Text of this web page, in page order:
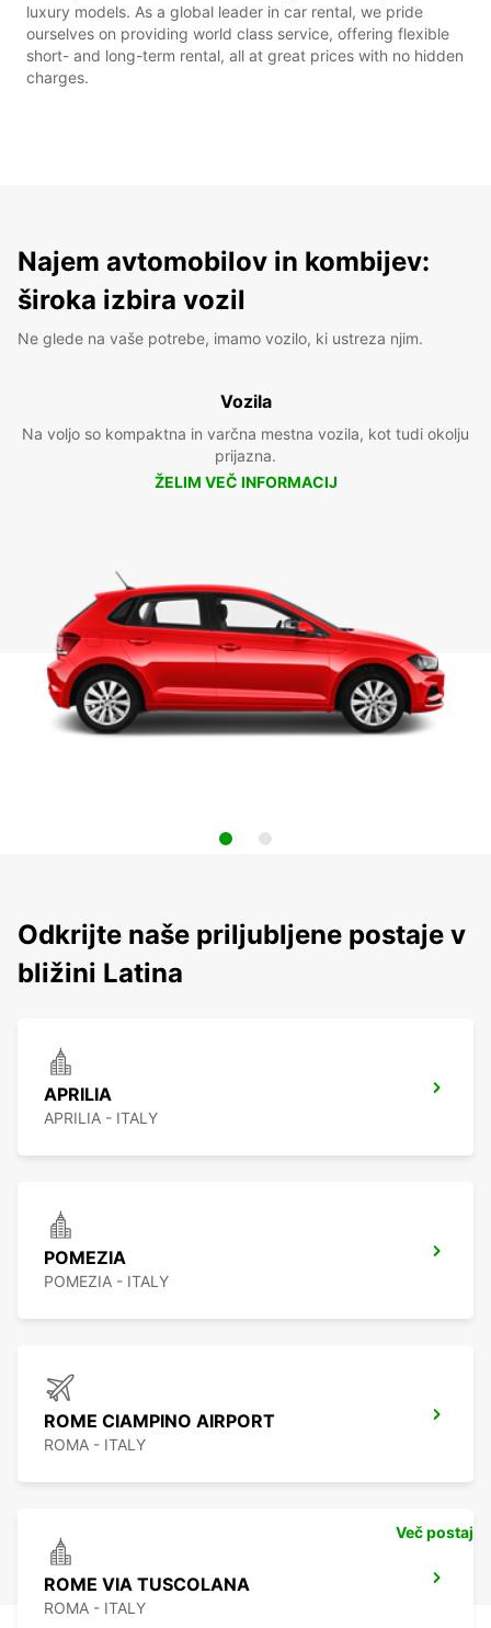
luxury models. As a global leader in car rental, we pride
ourselves on providing world class service, offering flexible
short- and long-term rental, all at great prices with no hidden
charges.
Najem avtomobilov in kombijev:
široka izbira vozil
Ne glede na vaše potrebe, imamo vozilo, ki ustreza njim.
Vozila
Na voljo so kompaktna in varčna mestna vozila, kot tudi okolju
prijazna.
ŽELIM VEČ INFORMACIJ
Odkrijte naše priljubljene postaje v
bližini Latina
APRILIA
APRILIA - ITALY
POMEZIA
POMEZIA - ITALY
ROME CIAMPINO AIRPORT
ROMA - ITALY
ROME VIA TUSCOLANA
ROMA - ITALY
Več postaj